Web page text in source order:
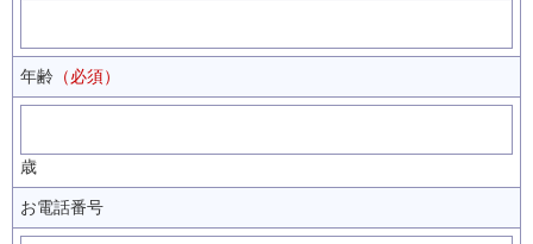
年齢 （必須）
歳
お電話番号